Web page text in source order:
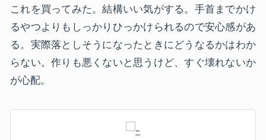
これを買ってみた。結構いい気がする。手首までかけ
るやつよりもしっかりひっかけられるので安心感があ
る。実際落としそうになったときにどうなるかはわか
らない。作りも悪くないと思うけど、すぐ壊れないか
が心配。